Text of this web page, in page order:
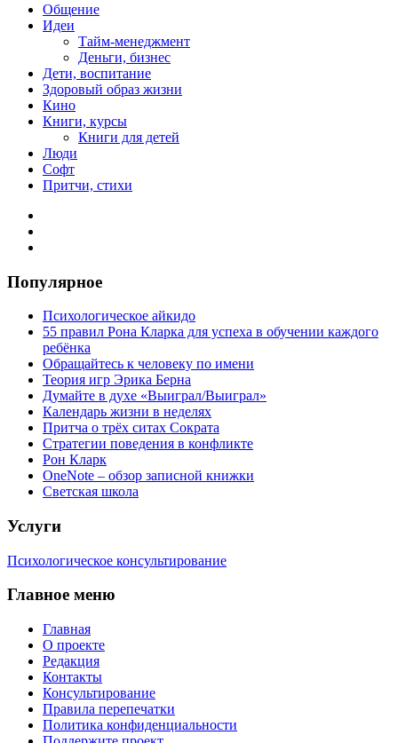
Общение
Идеи
Тайм-менеджмент
Деньги, бизнес
Дети, воспитание
Здоровый образ жизни
Кино
Книги, курсы
Книги для детей
Люди
Софт
Притчи, стихи
Популярное
Психологическое айкидо
55 правил Рона Кларка для успеха в обучении каждого
ребёнка
Обращайтесь к человеку по имени
Теория игр Эрика Берна
Думайте в духе «Выиграл/Выиграл»
Календарь жизни в неделях
Притча о трёх ситах Сократа
Стратегии поведения в конфликте
Рон Кларк
OneNote – обзор записной книжки
Светская школа
Услуги
Психологическое консультирование
Главное меню
Главная
О проекте
Редакция
Контакты
Консультирование
Правила перепечатки
Политика конфиденциальности